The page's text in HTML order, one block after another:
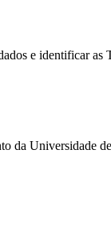
e identificar
da Universidade